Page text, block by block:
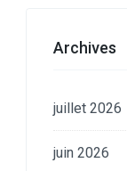
Archives
juillet 2026
juin 2026